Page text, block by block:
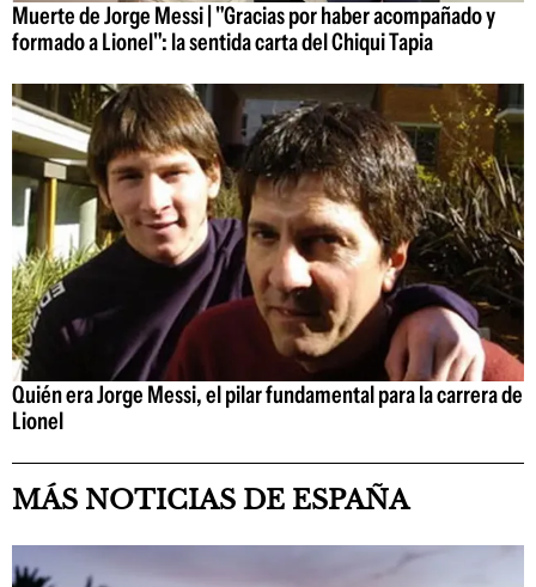
Muerte de Jorge Messi | "Gracias por haber acompañado y
formado a Lionel": la sentida carta del Chiqui Tapia
Quién era Jorge Messi, el pilar fundamental para la carrera de
Lionel
MÁS NOTICIAS DE ESPAÑA